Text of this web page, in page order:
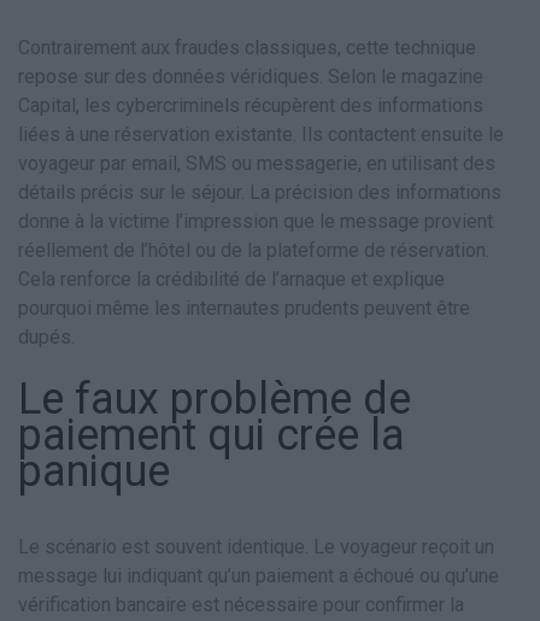
Contrairement aux fraudes classiques, cette technique
repose sur des données véridiques. Selon le magazine
Capital, les cybercriminels récupèrent des informations
liées à une réservation existante. Ils contactent ensuite le
voyageur par email, SMS ou messagerie, en utilisant des
détails précis sur le séjour. La précision des informations
donne à la victime l’impression que le message provient
réellement de l’hôtel ou de la plateforme de réservation.
Cela renforce la crédibilité de l’arnaque et explique
pourquoi même les internautes prudents peuvent être
dupés.
Le faux problème de
paiement qui crée la
panique
Le scénario est souvent identique. Le voyageur reçoit un
message lui indiquant qu’un paiement a échoué ou qu’une
vérification bancaire est nécessaire pour confirmer la